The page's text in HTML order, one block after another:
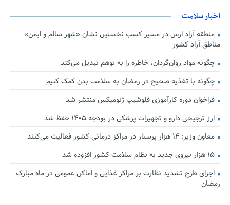
اخبار سلامت
منطقه آزاد ارس در مسیر کسب نخستین نشان «شهر سالم و ایمن»
مناطق آزاد کشور
چگونه مواد روان‌گردان، خاطره را به توهم تبدیل می‌کند
چگونه با تغذیه صحیح در رمضان به سلامت بدن کمک کنیم
فراخوان دوره کارآموزی فلوشیپ ژنومیکس منتشر شد
ارز ترجیحی دارو و تجهیزات پزشکی در بودجه ۱۴۰۵ حفظ شد
معاون وزیر: ۱۴ هزار پرستار در مراکز درمانی کشور فعالیت می‌کنند
۱۵ هزار نیروی جدید به نظام سلامت کشور افزوده شد
اجرای طرح تشدید نظارت بر مراکز غذایی و اماکن عمومی در ماه مبارک
رمضان